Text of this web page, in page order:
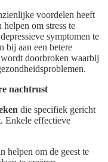
voordelen heeft
helpen om stress te
symptomen te
bij aan een betere
doorbroken waarbij
nachtrust
die specifiek gericht
. Enkele effectieve
helpen om de geest te